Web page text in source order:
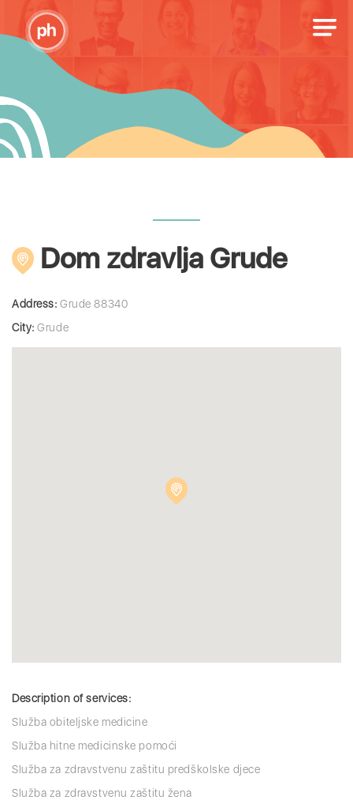
Dom zdravlja Grude
Address: Grude 88340
City: Grude
Description of services:
Služba obiteljske medicine
Služba hitne medicinske pomoći
Služba za zdravstvenu zaštitu predškolske djece
Služba za zdravstvenu zaštitu žena